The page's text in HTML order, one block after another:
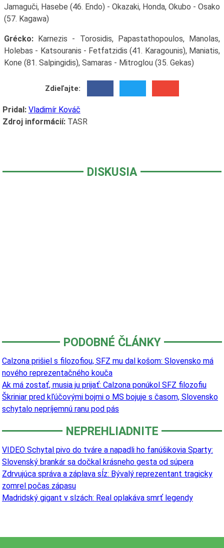
Jamaguči, Hasebe (46. Endo) - Okazaki, Honda, Okubo - Osako
(57. Kagawa)
Grécko:Karnezis - Torosidis, Papastathopoulos, Manolas,
Holebas - Katsouranis - Fetfatzidis (41. Karagounis), Maniatis,
Kone (81. Salpingidis), Samaras - Mitroglou (35. Gekas)
Zdieľajte:
Pridal: Vladimír Kováč
Zdroj informácií:TASR
DISKUSIA
PODOBNÉ ČLÁNKY
Calzona prišiel s filozofiou, SFZ mu dal košom: Slovensko má
nového reprezentačného kouča
Ak má zostať, musia ju prijať: Calzona ponúkol SFZ filozofiu
Škriniar pred kľúčovými bojmi o MS bojuje s časom, Slovensko
schytalo nepríjemnú ranu pod pás
NEPREHLIADNITE
VIDEO Schytal pivo do tváre a napadli ho fanúšikovia Sparty:
Slovenský brankár sa dočkal krásneho gesta od súpera
Zdrvujúca správa a záplava sĺz: Bývalý reprezentant tragicky
zomrel počas zápasu
Madridský gigant v slzách: Real oplakáva smrť legendy